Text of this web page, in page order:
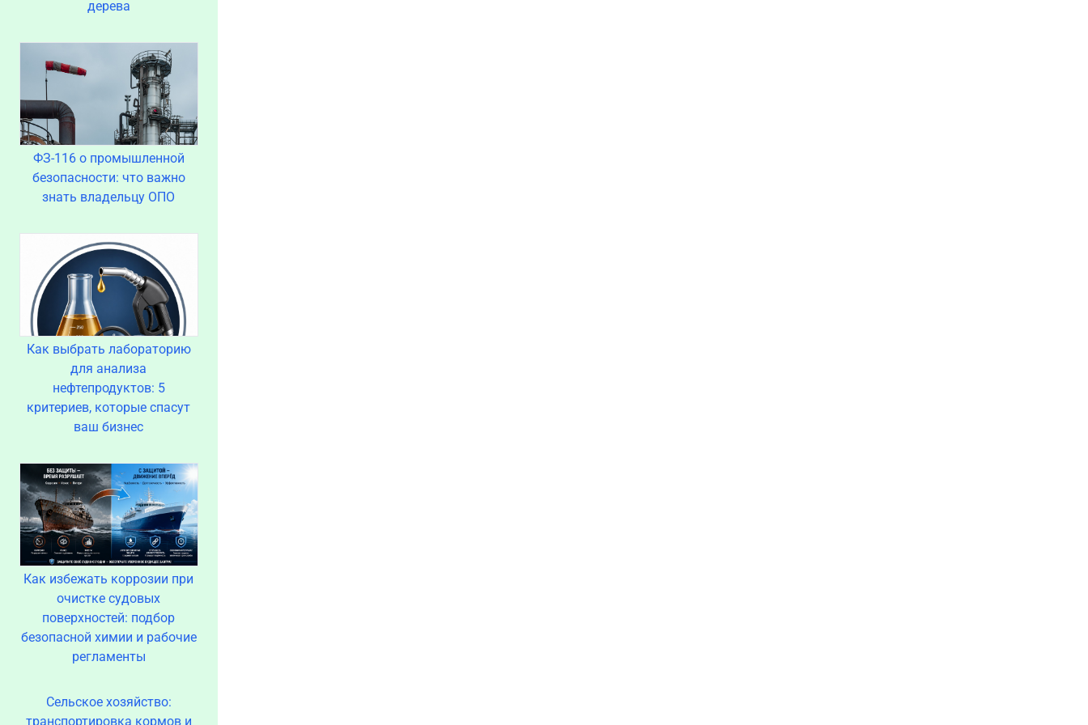
дерева
ФЗ-116 о промышленной
безопасности: что важно
знать владельцу ОПО
Как выбрать лабораторию
для анализа
нефтепродуктов: 5
критериев, которые спасут
ваш бизнес
Как избежать коррозии при
очистке судовых
поверхностей: подбор
безопасной химии и рабочие
регламенты
Сельское хозяйство:
транспортировка кормов и